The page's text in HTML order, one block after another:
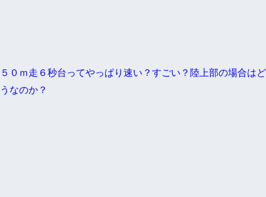
５０ｍ走６秒台ってやっぱり速い？すごい？陸上部の場合はど
うなのか？